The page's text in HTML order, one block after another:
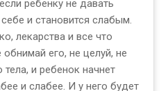
ребенку не давать
и становится слабым.
лекарства и все что
его, не целуй, не
и ребенок начнет
и слабее. И у него будет